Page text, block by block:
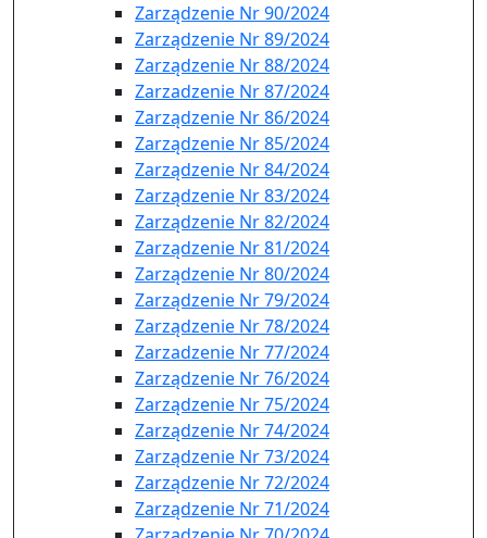
Zarządzenie Nr 90/2024
Zarządzenie Nr 89/2024
Zarządzenie Nr 88/2024
Zarzadzenie Nr 87/2024
Zarządzenie Nr 86/2024
Zarządzenie Nr 85/2024
Zarządzenie Nr 84/2024
Zarządzenie Nr 83/2024
Zarządzenie Nr 82/2024
Zarządzenie Nr 81/2024
Zarządzenie Nr 80/2024
Zarządzenie Nr 79/2024
Zarządzenie Nr 78/2024
Zarzadzenie Nr 77/2024
Zarządzenie Nr 76/2024
Zarządzenie Nr 75/2024
Zarządzenie Nr 74/2024
Zarządzenie Nr 73/2024
Zarządzenie Nr 72/2024
Zarządzenie Nr 71/2024